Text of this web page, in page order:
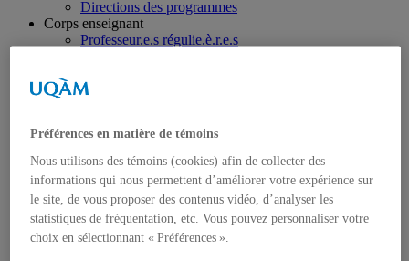
Directions des programmes
Corps enseignant
Professeur.e.s régulie.è.r.e.s
Chargé.e.s de cours de géographie
Régles d’éthique
Axes de recherche
Mémoires et thèses
Laboratoires
Équipements de recherche
Médias
Préférences en matière de témoins
Nous utilisons des témoins (cookies) afin de collecter des
informations qui nous permettent d’améliorer votre expérience sur
le site, de vous proposer des contenus vidéo, d’analyser les
statistiques de fréquentation, etc. Vous pouvez personnaliser votre
choix en sélectionnant « Préférences ».